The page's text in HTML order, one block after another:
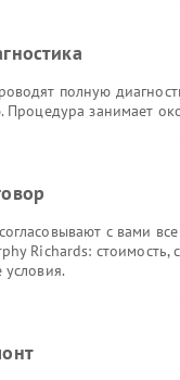
полную
Процедура занимает
с вами все
Richards: стоимость,
условия.